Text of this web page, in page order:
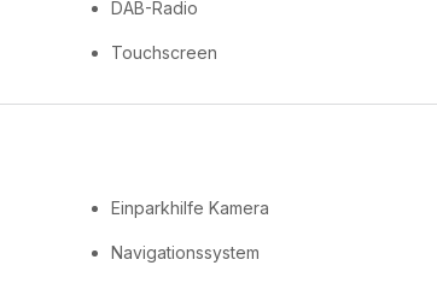
DAB-Radio
Touchscreen
Einparkhilfe Kamera
Navigationssystem